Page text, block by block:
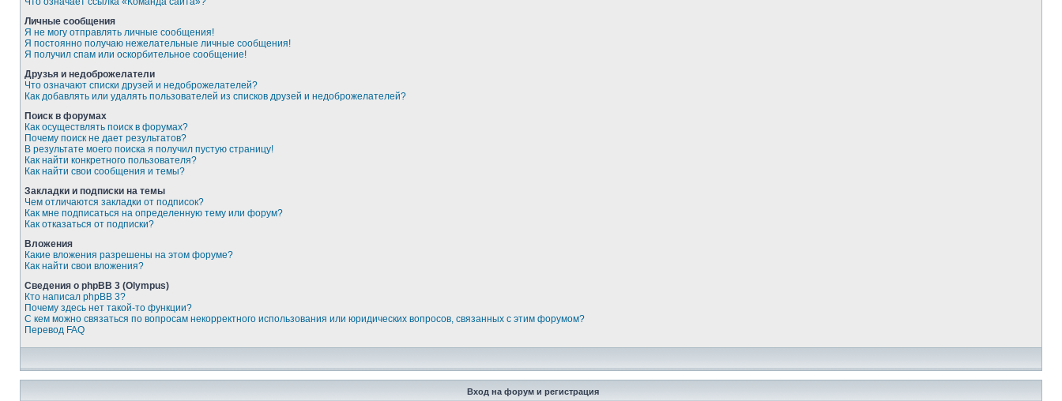
Личные сообщения
Я не могу отправлять личные сообщения!
Я постоянно получаю нежелательные личные сообщения!
Я получил спам или оскорбительное сообщение!
Друзья и недоброжелатели
Что означают списки друзей и недоброжелателей?
Как добавлять или удалять пользователей из списков друзей и недоброжелателей?
Поиск в форумах
Как осуществлять поиск в форумах?
Почему поиск не дает результатов?
В результате моего поиска я получил пустую страницу!
Как найти конкретного пользователя?
Как найти свои сообщения и темы?
Закладки и подписки на темы
Чем отличаются закладки от подписок?
Как мне подписаться на определенную тему или форум?
Как отказаться от подписки?
Вложения
Какие вложения разрешены на этом форуме?
Как найти свои вложения?
Сведения о phpBB 3 (Olympus)
Кто написал phpBB 3?
Почему здесь нет такой-то функции?
С кем можно связаться по вопросам некорректного использования или юридических вопросов, связанных с этим форумом?
Перевод FAQ
Вход на форум и регистрация